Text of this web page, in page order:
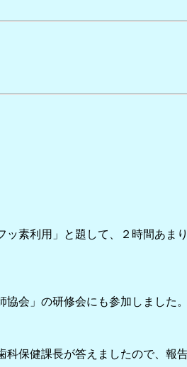
素利用」と題して、２時間あま
会」の研修会にも参加しました。
保健課長が答えましたので、報告